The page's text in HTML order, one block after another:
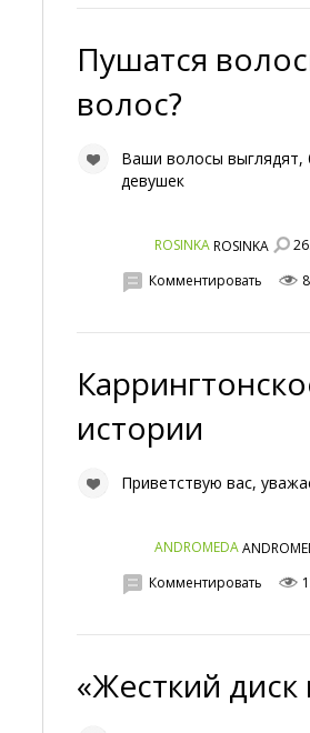
Пушатся
волос?
Ваши волосы выглядят,
девушек
ROSINKAROSINKA
Комментировать
истории
Приветствую вас,
ANDROMEDA
Комментировать
«Жесткий диск